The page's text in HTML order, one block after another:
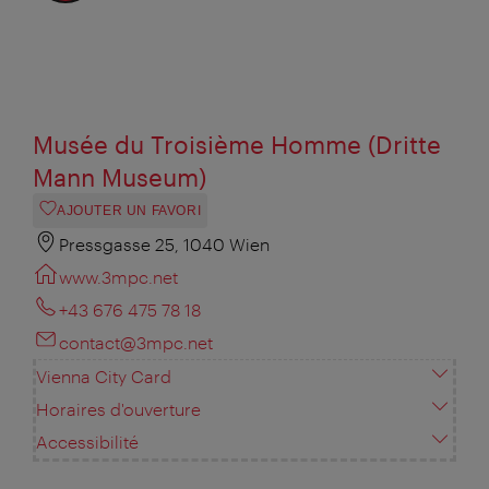
Musée du Troisième Homme (Dritte
Mann Museum)
AJOUTER UN FAVORI
Pressgasse 25, 1040 Wien
www.3mpc.net
+43 676 475 78 18
contact@3mpc.net
Vienna City Card
Horaires d'ouverture
Accessibilité